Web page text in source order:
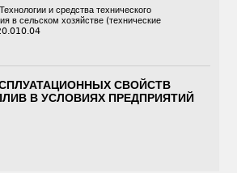
и средства технического
в сельском хозяйстве (технические
СВОЙСТВ
В УСЛОВИЯХ ПРЕДПРИЯТИЙ